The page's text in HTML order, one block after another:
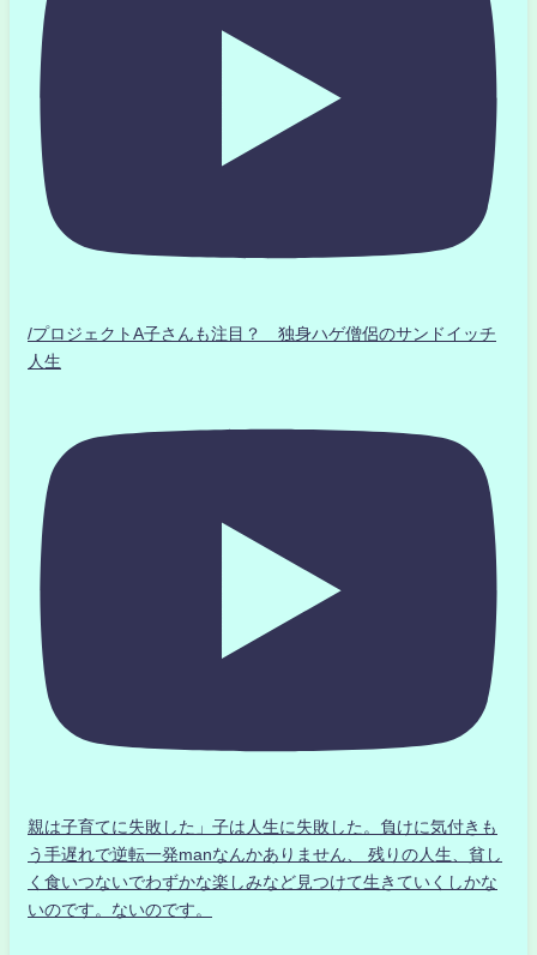
/プロジェクトA子さんも注目？ 独身ハゲ僧侶のサンドイッチ
人生
親は子育てに失敗した」子は人生に失敗した。負けに気付きも
う手遅れで逆転一発manなんかありません、 残りの人生、貧し
く食いつないでわずかな楽しみなど見つけて生きていくしかな
いのです。ないのです。